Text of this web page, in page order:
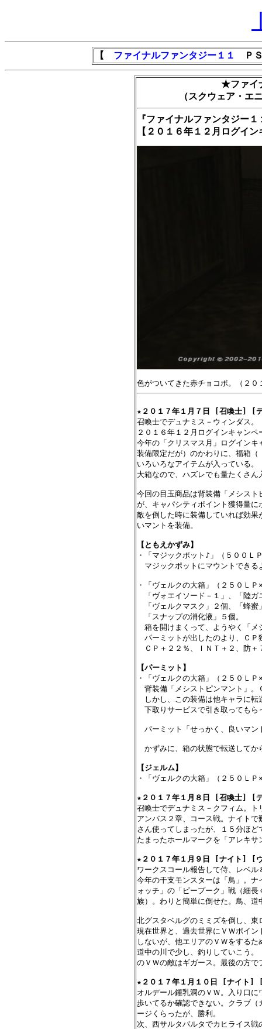
【 ファイナルファンタジー１１ ＰＳ
★ファイ
（スクウェア・エ
『ファイナルファンタジー
【２０１６年１２月ログイ
★ ２０１７年１月７日 [召喚士] [
召喚士でデュナミス－ウィンダス。
２０１６年１２月ログインキャン
今年の「クリスマス月」ログイン
装備限定だが）のかわりに、福箱（
いろいろなアイテムが入っている。
大箱なので、ハズレでも量たくさん
今回の目玉商品は背装備「メシス
が、キャパシティポイント獲得量
敵を倒した時に装備していれば効
いマントを装備。
【ともえかずみ】
・「マジックポット♪」（５００Ｌ
マジックポットにマウントできる
・「ヴェルクの大箱」（２５０ＬＰ
「ヴォエイソード－１」、「陸ガ
「ヴェルクマスク」２個、「蜂蜜
「スナップの消化液」５個。
箱を開けまくって、ようやく「メ
パーミットが出したのより、ＣＰ
ＣＰ＋２２％、ＩＮＴ＋２、防＋
【パーミット】
・「ヴェルクの大箱」（２５０ＬＰ
背装備「メシストピンマント」。
しかし、この装備は他キャラに転
下取りサービスで引き取ってもら
パーミット「せっかく、良いマン
かずみに、箱の状態で転送してか
【ジェルム】
・「ヴェルクの大箱」（２５０ＬＰ
★ ２０１７年１月８日 [召喚士]
召喚士でデュナミス－クフィム。
アンバス２章、コース戦。ナイト
さん使ってしまったが、１５分ほど
たまったホールマークを「アレキ
★ ２０１７年１月９日 [ナイト] [
ワークスコール報告して侍、レベル
今年の干支モンスターは「鳥」。
ォッチ」の「ピープーク」戦（細
族）。わりと簡単に倒せた。鳥、道
北グスタベルグのミミズを倒し、
現在世界と、過去世界にＶＷポイ
しないが、他エリアのＶＷをするた
道中の川で少し、釣りしていこう
のＶＷの敵はギガース。最後の方
★ ２０１７年１月１０日 [ナイト]
オルデール鍾乳洞のＶＷ。入り口
歩いてるか確認できない。クラブ
ージくらったが、勝利。
次、西サルタバルタでカヒライス